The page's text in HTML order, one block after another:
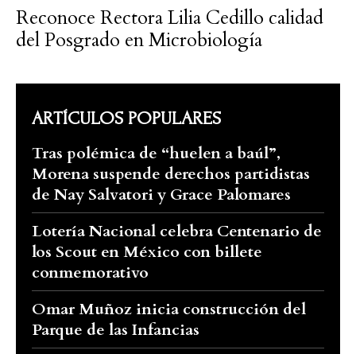
Reconoce Rectora Lilia Cedillo calidad
del Posgrado en Microbiología
ARTÍCULOS POPULARES
Tras polémica de “huelen a baúl”,
Morena suspende derechos partidistas
de Nay Salvatori y Grace Palomares
Lotería Nacional celebra Centenario de
los Scout en México con billete
conmemorativo
Omar Muñoz inicia construcción del
Parque de las Infancias